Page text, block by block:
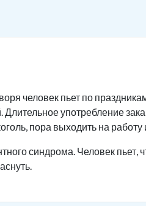
человек пьет по
употребление
пора выходить на работу
синдрома. Человек пьет,